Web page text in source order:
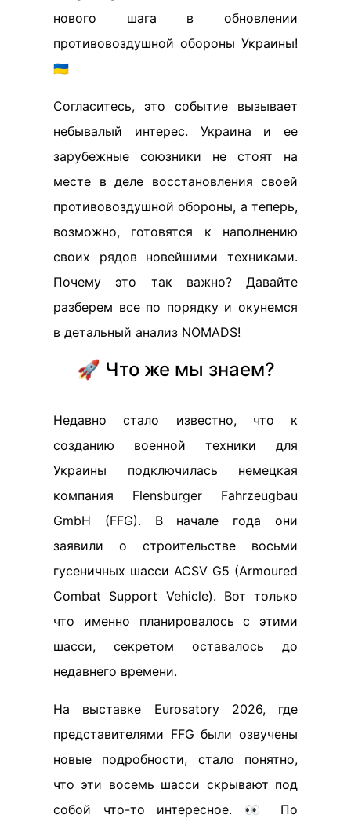
нового шага в обновлении
противовоздушной обороны Украины!
🇺🇦
Согласитесь, это событие вызывает
небывалый интерес. Украина и ее
зарубежные союзники не стоят на
месте в деле восстановления своей
противовоздушной обороны, а теперь,
возможно, готовятся к наполнению
своих рядов новейшими техниками.
Почему это так важно? Давайте
разберем все по порядку и окунемся
в детальный анализ NOMADS!
🚀 Что же мы знаем?
Недавно стало известно, что к
созданию военной техники для
Украины подключилась немецкая
компания Flensburger Fahrzeugbau
GmbH (FFG). В начале года они
заявили о строительстве восьми
гусеничных шасси ACSV G5 (Armoured
Combat Support Vehicle). Вот только
что именно планировалось с этими
шасси, секретом оставалось до
недавнего времени.
На выставке Eurosatory 2026, где
представителями FFG были озвучены
новые подробности, стало понятно,
что эти восемь шасси скрывают под
собой что-то интересное. 👀 По